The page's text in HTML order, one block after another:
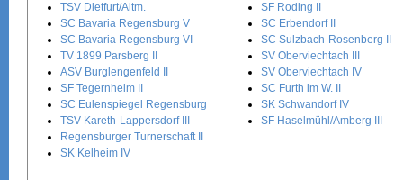
TSV Dietfurt/Altm.
SC Bavaria Regensburg V
SC Bavaria Regensburg VI
TV 1899 Parsberg II
ASV Burglengenfeld II
SF Tegernheim II
SC Eulenspiegel Regensburg
TSV Kareth-Lappersdorf III
Regensburger Turnerschaft II
SK Kelheim IV
SF Roding II
SC Erbendorf II
SC Sulzbach-Rosenberg II
SV Oberviechtach III
SV Oberviechtach IV
SC Furth im W. II
SK Schwandorf IV
SF Haselmühl/Amberg III